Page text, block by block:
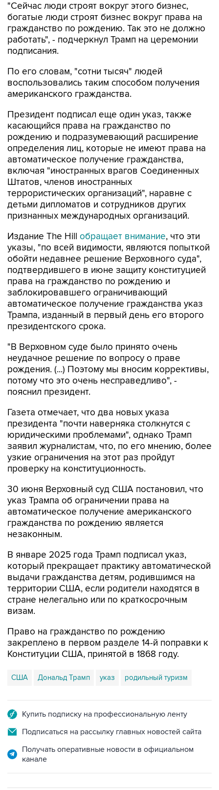
"Сейчас люди строят вокруг этого бизнес,
богатые люди строят бизнес вокруг права на
гражданство по рождению. Так это не должно
работать", - подчеркнул Трамп на церемонии
подписания.
По его словам, "сотни тысяч" людей
воспользовались таким способом получения
американского гражданства.
Президент подписал еще один указ, также
касающийся права на гражданство по
рождению и подразумевающий расширение
определения лиц, которые не имеют права на
автоматическое получение гражданства,
включая "иностранных врагов Соединенных
Штатов, членов иностранных
террористических организаций", наравне с
детьми дипломатов и сотрудников других
признанных международных организаций.
Издание The Hill обращает внимание, что эти
указы, "по всей видимости, являются попыткой
обойти недавнее решение Верховного суда",
подтвердившего в июне защиту конституцией
права на гражданство по рождению и
заблокировавшего ограничивающий
автоматическое получение гражданства указ
Трампа, изданный в первый день его второго
президентского срока.
"В Верховном суде было принято очень
неудачное решение по вопросу о праве
рождения. (...) Поэтому мы вносим коррективы,
потому что это очень несправедливо", -
пояснил президент.
Газета отмечает, что два новых указа
президента "почти наверняка столкнутся с
юридическими проблемами", однако Трамп
заявил журналистам, что, по его мнению, более
узкие ограничения на этот раз пройдут
проверку на конституционность.
30 июня Верховный суд США постановил, что
указ Трампа об ограничении права на
автоматическое получение американского
гражданства по рождению является
незаконным.
В январе 2025 года Трамп подписал указ,
который прекращает практику автоматической
выдачи гражданства детям, родившимся на
территории США, если родители находятся в
стране нелегально или по краткосрочным
визам.
Право на гражданство по рождению
закреплено в первом разделе 14-й поправки к
Конституции США, принятой в 1868 году.
США Дональд Трамп указ родильный туризм
Купить подписку на профессиональную ленту
Подписаться на рассылку главных новостей сайта
Получать оперативные новости в официальном
канале